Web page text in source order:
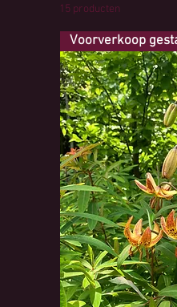
15 producten
Voorverkoop